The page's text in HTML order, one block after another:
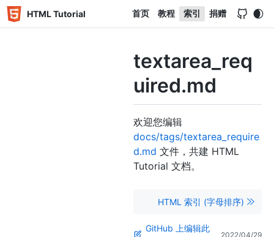
HTML Tutorial 首页 教程 索引 捐赠
textarea_req
uired.md
欢迎您编辑
docs/tags/textarea_require
d.md 文件，共建 HTML
Tutorial 文档。
HTML 索引 (字母排序)
GitHub 上编辑此
2022/04/29